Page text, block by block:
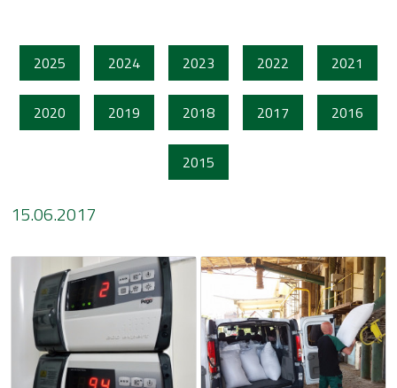
2025 2024 2023 2022 2021
2020 2019 2018 2017 2016
2015
15.06.2017